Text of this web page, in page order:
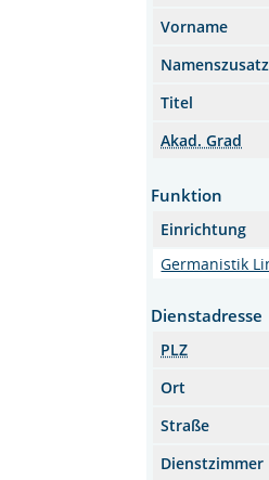
Vorname
Namenszusatz
Titel
Akad. Grad
Funktion
Einrichtung
Germanistik
Dienstadresse
PLZ
Ort
Straße
Dienstzimmer